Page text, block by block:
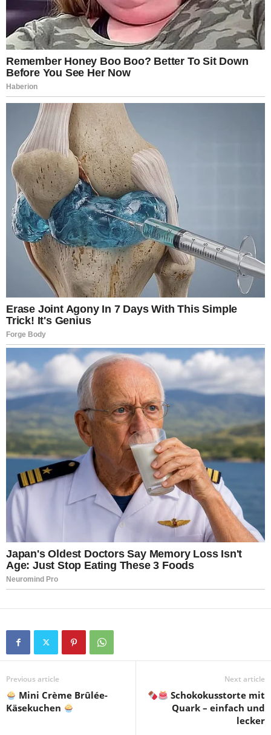
Previous article
Mini Crème Brûlée-
Käsekuchen
Next article
Schokokusstorte mit
Quark – einfach und
lecker